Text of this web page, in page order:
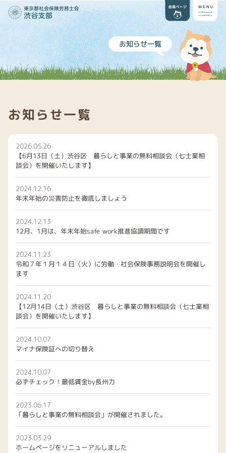
お知らせ一覧
お知らせ一覧
2026.05.26
【6月13日（土）渋谷区 暮らしと事業の無料相談会（七士業相
談会）を開催いたします】
2024.12.16
年末年始の災害防止を徹底しましょう
2024.12.13
12月、1月は、年末年始safe work推進協調期間です
2024.11.23
令和７年１月１４日（火）に労働・社会保険事務説明会を開催し
ます
2024.11.20
【12月14日（土）渋谷区 暮らしと事業の無料相談会（七士業相
談会）を開催いたします】
2024.10.07
マイナ保険証への切り替え
2024.10.07
必ずチェック！最低賃金by長州力
2023.06.17
「暮らしと事業の無料相談会」が開催されました。
2023.03.29
ホームページをリニューアルしました